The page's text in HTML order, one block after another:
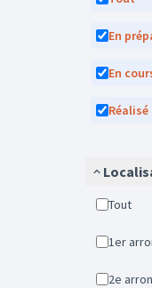
En
En
Réalisé
Tout
1er
2e